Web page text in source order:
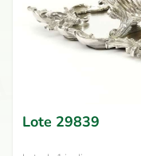
Lote 29839